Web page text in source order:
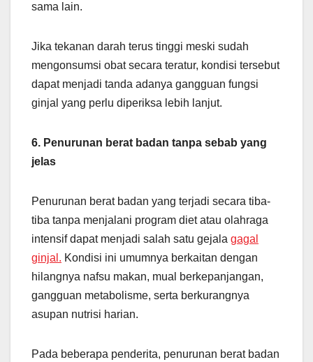
sama lain.
Jika tekanan darah terus tinggi meski sudah
mengonsumsi obat secara teratur, kondisi tersebut
dapat menjadi tanda adanya gangguan fungsi
ginjal yang perlu diperiksa lebih lanjut.
6. Penurunan berat badan tanpa sebab yang
jelas
Penurunan berat badan yang terjadi secara tiba-
tiba tanpa menjalani program diet atau olahraga
intensif dapat menjadi salah satu gejala gagal
ginjal. Kondisi ini umumnya berkaitan dengan
hilangnya nafsu makan, mual berkepanjangan,
gangguan metabolisme, serta berkurangnya
asupan nutrisi harian.
Pada beberapa penderita, penurunan berat badan